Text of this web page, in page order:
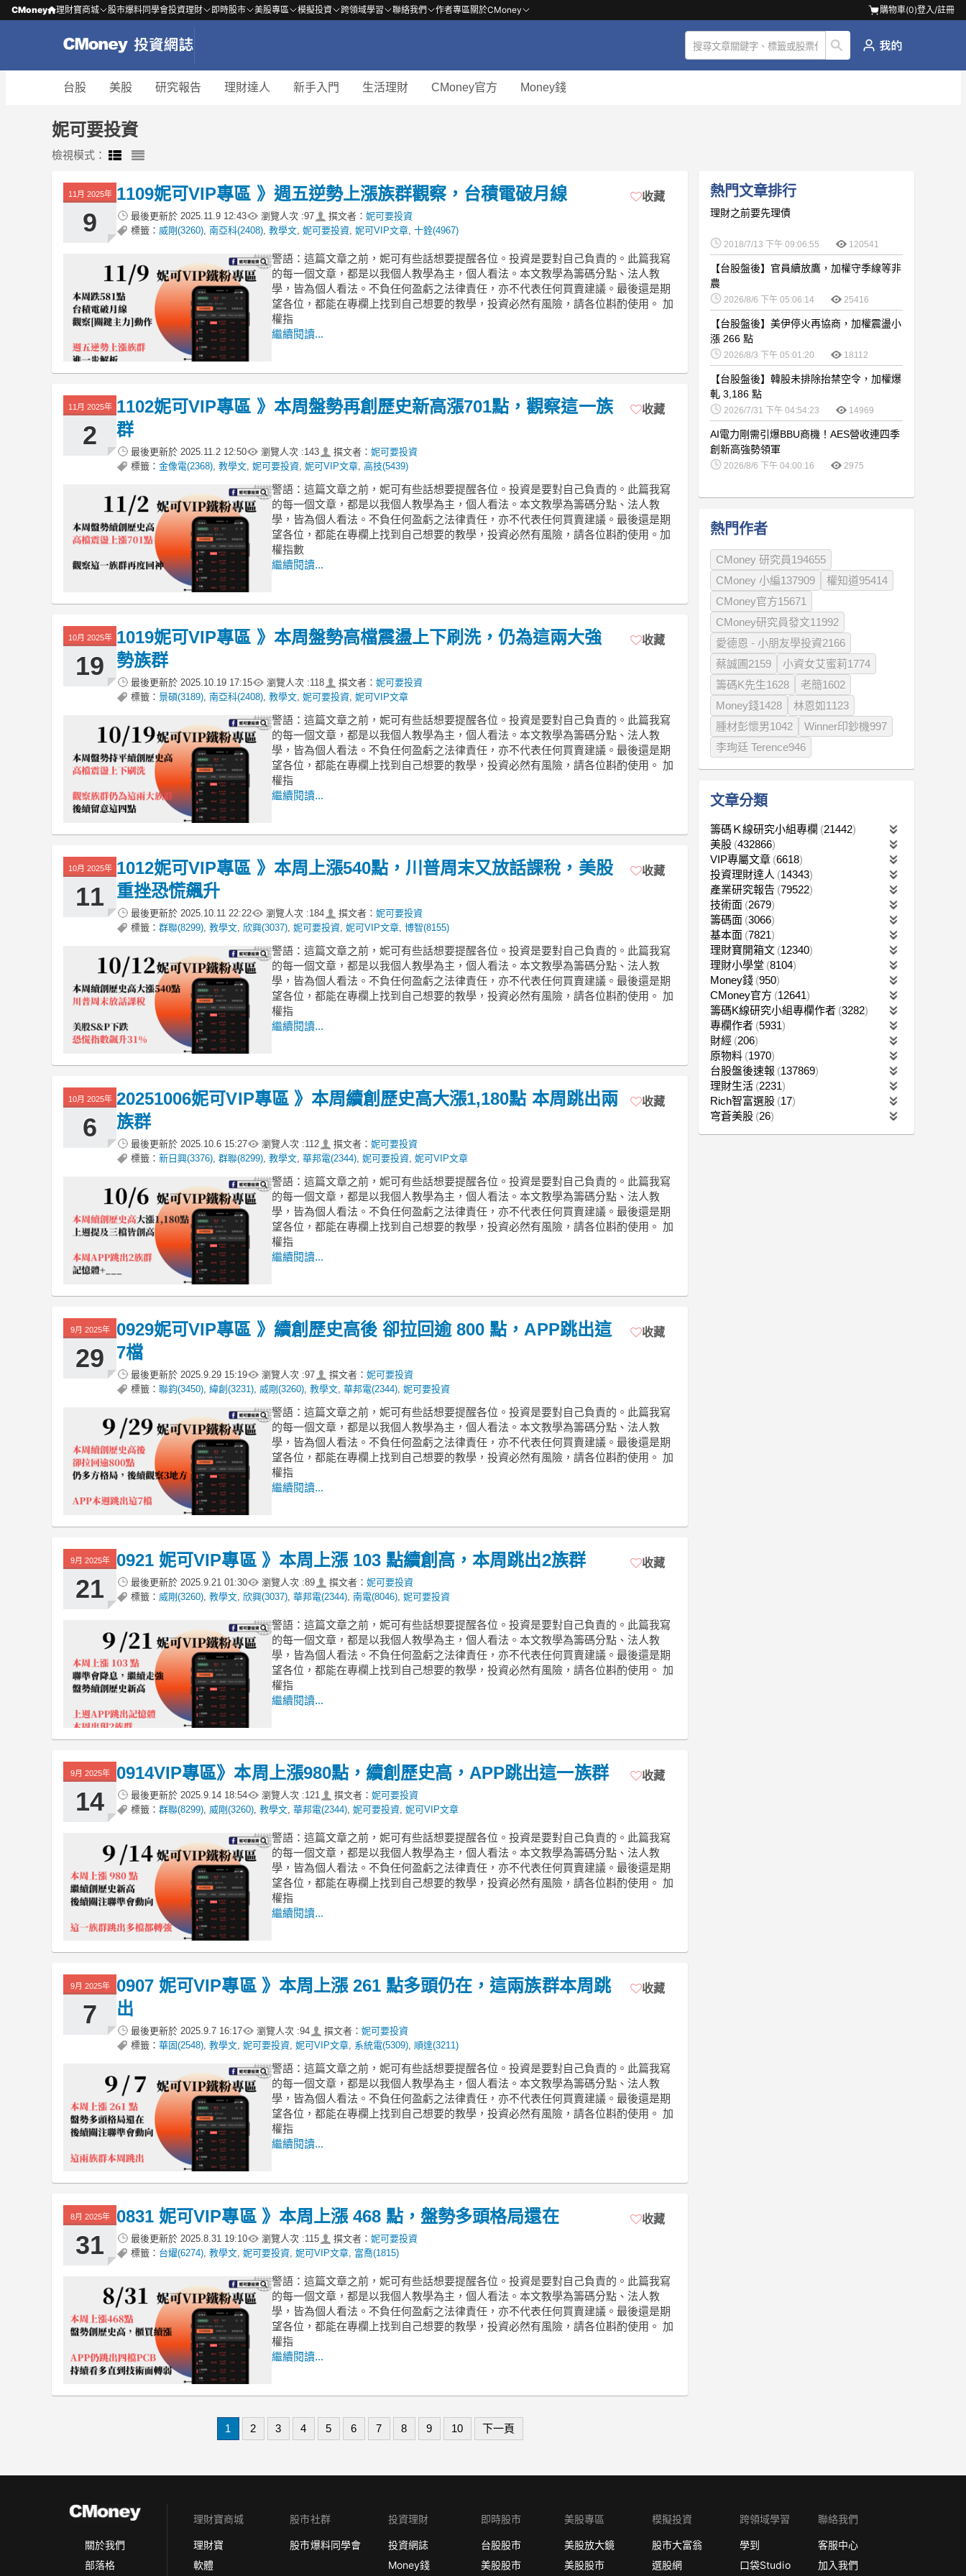
CMoney 理財寶商城 股市爆料同學會投資理財 即時股市 美股專區 模擬投資 跨領域學習 聯絡我們 作者專區關於CMoney 購物車(0)登入/註冊
台股 美股 研究報告 理財達人 新手入門 生活理財 CMoney官方 Money錢
妮可要投資
檢視模式：
11月 2025年
9
1109妮可VIP專區 》週五逆勢上漲族群觀察，台積電破月線
最後更新於 2025.11.9 12:43 瀏覽人次 :97 撰文者： 妮可要投資
標籤： 威剛(3260) 南亞科(2408) 教學文 妮可要投資 妮可VIP文章 十銓(4967)
收藏
警語：這篇文章之前，妮可有些話想要提醒各位。投資是要對自己負責的。此篇我寫
的每一個文章，都是以我個人教學為主，個人看法。本文教學為籌碼分點、法人教
學，皆為個人看法。不負任何盈虧之法律責任，亦不代表任何買賣建議。最後還是期
望各位，都能在專欄上找到自己想要的教學，投資必然有風險，請各位斟酌使用。 加
權指
繼續閱讀...
11月 2025年
2
1102妮可VIP專區 》本周盤勢再創歷史新高漲701點，觀察這一族
群
最後更新於 2025.11.2 12:50 瀏覽人次 :143 撰文者： 妮可要投資
標籤： 金像電(2368) 教學文 妮可要投資 妮可VIP文章 高技(5439)
收藏
警語：這篇文章之前，妮可有些話想要提醒各位。投資是要對自己負責的。此篇我寫
的每一個文章，都是以我個人教學為主，個人看法。本文教學為籌碼分點、法人教
學，皆為個人看法。不負任何盈虧之法律責任，亦不代表任何買賣建議。最後還是期
望各位，都能在專欄上找到自己想要的教學，投資必然有風險，請各位斟酌使用。加
權指數
繼續閱讀...
10月 2025年
19
1019妮可VIP專區 》本周盤勢高檔震盪上下刷洗，仍為這兩大強
勢族群
最後更新於 2025.10.19 17:15 瀏覽人次 :118 撰文者： 妮可要投資
標籤： 景碩(3189) 南亞科(2408) 教學文 妮可要投資 妮可VIP文章
收藏
警語：這篇文章之前，妮可有些話想要提醒各位。投資是要對自己負責的。此篇我寫
的每一個文章，都是以我個人教學為主，個人看法。本文教學為籌碼分點、法人教
學，皆為個人看法。不負任何盈虧之法律責任，亦不代表任何買賣建議。最後還是期
望各位，都能在專欄上找到自己想要的教學，投資必然有風險，請各位斟酌使用。 加
權指
繼續閱讀...
10月 2025年
11
1012妮可VIP專區 》本周上漲540點，川普周末又放話課稅，美股
重挫恐慌飆升
最後更新於 2025.10.11 22:22 瀏覽人次 :184 撰文者： 妮可要投資
標籤： 群聯(8299) 教學文 欣興(3037) 妮可要投資 妮可VIP文章 博智(8155)
收藏
警語：這篇文章之前，妮可有些話想要提醒各位。投資是要對自己負責的。此篇我寫
的每一個文章，都是以我個人教學為主，個人看法。本文教學為籌碼分點、法人教
學，皆為個人看法。不負任何盈虧之法律責任，亦不代表任何買賣建議。最後還是期
望各位，都能在專欄上找到自己想要的教學，投資必然有風險，請各位斟酌使用。 加
權指
繼續閱讀...
10月 2025年
6
20251006妮可VIP專區 》本周續創歷史高大漲1,180點 本周跳出兩
族群
最後更新於 2025.10.6 15:27 瀏覽人次 :112 撰文者： 妮可要投資
標籤： 新日興(3376) 群聯(8299) 教學文 華邦電(2344) 妮可要投資 妮可VIP文章
收藏
警語：這篇文章之前，妮可有些話想要提醒各位。投資是要對自己負責的。此篇我寫
的每一個文章，都是以我個人教學為主，個人看法。本文教學為籌碼分點、法人教
學，皆為個人看法。不負任何盈虧之法律責任，亦不代表任何買賣建議。最後還是期
望各位，都能在專欄上找到自己想要的教學，投資必然有風險，請各位斟酌使用。 加
權指
繼續閱讀...
9月 2025年
29
0929妮可VIP專區 》續創歷史高後 卻拉回逾 800 點，APP跳出這
7檔
最後更新於 2025.9.29 15:19 瀏覽人次 :97 撰文者： 妮可要投資
標籤： 聯鈞(3450) 緯創(3231) 威剛(3260) 教學文 華邦電(2344) 妮可要投資
收藏
警語：這篇文章之前，妮可有些話想要提醒各位。投資是要對自己負責的。此篇我寫
的每一個文章，都是以我個人教學為主，個人看法。本文教學為籌碼分點、法人教
學，皆為個人看法。不負任何盈虧之法律責任，亦不代表任何買賣建議。最後還是期
望各位，都能在專欄上找到自己想要的教學，投資必然有風險，請各位斟酌使用。 加
權指
繼續閱讀...
9月 2025年
21
0921 妮可VIP專區 》本周上漲 103 點續創高，本周跳出2族群
最後更新於 2025.9.21 01:30 瀏覽人次 :89 撰文者： 妮可要投資
標籤： 威剛(3260) 教學文 欣興(3037) 華邦電(2344) 南電(8046) 妮可要投資
收藏
警語：這篇文章之前，妮可有些話想要提醒各位。投資是要對自己負責的。此篇我寫
的每一個文章，都是以我個人教學為主，個人看法。本文教學為籌碼分點、法人教
學，皆為個人看法。不負任何盈虧之法律責任，亦不代表任何買賣建議。最後還是期
望各位，都能在專欄上找到自己想要的教學，投資必然有風險，請各位斟酌使用。 加
權指
繼續閱讀...
9月 2025年
14
0914VIP專區》本周上漲980點，續創歷史高，APP跳出這一族群
最後更新於 2025.9.14 18:54 瀏覽人次 :121 撰文者： 妮可要投資
標籤： 群聯(8299) 威剛(3260) 教學文 華邦電(2344) 妮可要投資 妮可VIP文章
收藏
警語：這篇文章之前，妮可有些話想要提醒各位。投資是要對自己負責的。此篇我寫
的每一個文章，都是以我個人教學為主，個人看法。本文教學為籌碼分點、法人教
學，皆為個人看法。不負任何盈虧之法律責任，亦不代表任何買賣建議。最後還是期
望各位，都能在專欄上找到自己想要的教學，投資必然有風險，請各位斟酌使用。 加
權指
繼續閱讀...
9月 2025年
7
0907 妮可VIP專區 》本周上漲 261 點多頭仍在，這兩族群本周跳
出
最後更新於 2025.9.7 16:17 瀏覽人次 :94 撰文者： 妮可要投資
標籤： 華固(2548) 教學文 妮可要投資 妮可VIP文章 系統電(5309) 順達(3211)
收藏
警語：這篇文章之前，妮可有些話想要提醒各位。投資是要對自己負責的。此篇我寫
的每一個文章，都是以我個人教學為主，個人看法。本文教學為籌碼分點、法人教
學，皆為個人看法。不負任何盈虧之法律責任，亦不代表任何買賣建議。最後還是期
望各位，都能在專欄上找到自己想要的教學，投資必然有風險，請各位斟酌使用。 加
權指
繼續閱讀...
8月 2025年
31
0831 妮可VIP專區 》本周上漲 468 點，盤勢多頭格局還在
最後更新於 2025.8.31 19:10 瀏覽人次 :115 撰文者： 妮可要投資
標籤： 台燿(6274) 教學文 妮可要投資 妮可VIP文章 富喬(1815)
收藏
警語：這篇文章之前，妮可有些話想要提醒各位。投資是要對自己負責的。此篇我寫
的每一個文章，都是以我個人教學為主，個人看法。本文教學為籌碼分點、法人教
學，皆為個人看法。不負任何盈虧之法律責任，亦不代表任何買賣建議。最後還是期
望各位，都能在專欄上找到自己想要的教學，投資必然有風險，請各位斟酌使用。 加
權指
繼續閱讀...
1 2 3 4 5 6 7 8 9 10 下一頁
熱門文章排行
理財之前要先理債
2018/7/13 下午 09:06:55 120541
【台股盤後】官員續放鷹，加權守季線等非
農
2026/8/6 下午 05:06:14 25416
【台股盤後】美伊停火再協商，加權震盪小
漲 266 點
2026/8/3 下午 05:01:20 18112
【台股盤後】韓股未排除抬禁空令，加權爆
軋 3,186 點
2026/7/31 下午 04:54:23 14969
AI電力剛需引爆BBU商機！AES營收連四季
創新高強勢領軍
2026/8/6 下午 04:00:16 2975
熱門作者
CMoney 研究員194655
CMoney 小編137909
權知道95414
CMoney官方15671
CMoney研究員發文11992
愛德恩 - 小朋友學投資2166
蔡誠圃2159
小資女艾蜜莉1774
籌碼K先生1628
老簡1602
Money錢1428
林恩如1123
腫材彭懷男1042
Winner印鈔機997
李珣廷 Terence946
文章分類
籌碼Ｋ線研究小組專欄
21442
美股 432866
VIP專屬文章 6618
投資理財達人
14343
產業研究報告 79522
技術面 2679
籌碼面 3066
基本面 7821
理財寶開箱文 12340
理財小學堂 8104
Money錢 950
CMoney官方 12641
籌碼K線研究小組專欄作者 3282
專欄作者 5931
財經 206
原物料 1970
台股盤後速報 137869
理財生活 2231
Rich智富選股 17
穹蒼美股 26
關於我們
部落格
理財寶商城
理財寶
軟體
股市社群
股市爆料同學會
投資理財
投資網誌
Money錢
即時股市
台股股市
美股股市
美股專區
美股放大鏡
美股股市
模擬投資
股市大富翁
選股網
跨領域學習
學到
口袋Studio
聯絡我們
客服中心
加入我們